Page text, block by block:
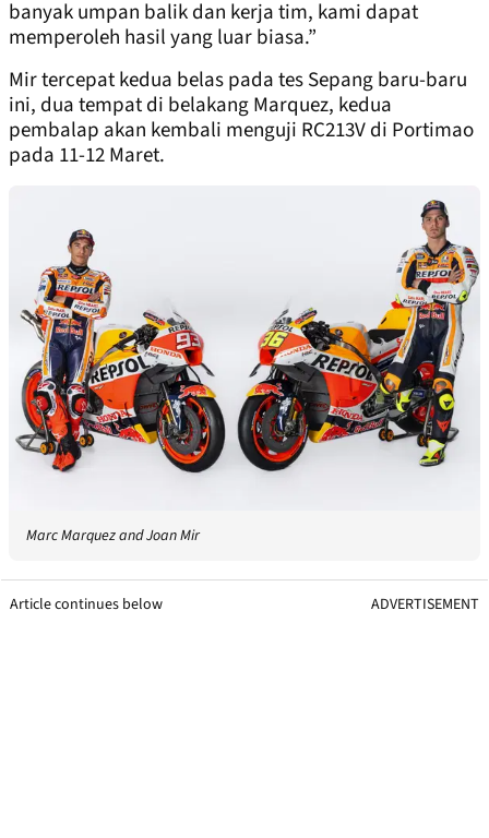
banyak umpan balik dan kerja tim, kami dapat
memperoleh hasil yang luar biasa.”
Mir tercepat kedua belas pada tes Sepang baru-baru
ini, dua tempat di belakang Marquez, kedua
pembalap akan kembali menguji RC213V di Portimao
pada 11-12 Maret.
Marc Marquez and Joan Mir
Article continues below ADVERTISEMENT